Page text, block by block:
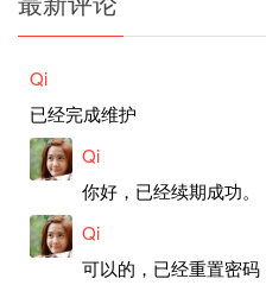
Qi
已经完成维护
Qi
你好，已经续期成功。
Qi